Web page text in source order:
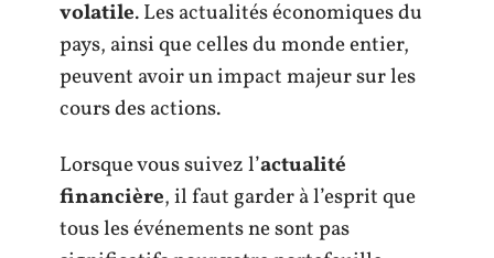
volatile. Les actualités économiques du
pays, ainsi que celles du monde entier,
peuvent avoir un impact majeur sur les
cours des actions.
Lorsque vous suivez l’actualité
financière, il faut garder à l’esprit que
tous les événements ne sont pas